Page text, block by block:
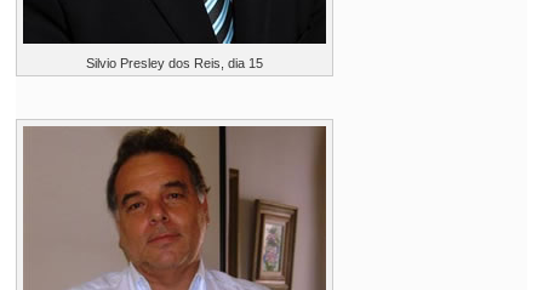
Silvio Presley dos Reis, dia 15